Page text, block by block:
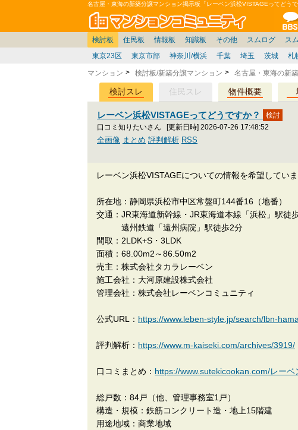
名古屋・東海の新築分譲マンション掲示板「レーベン浜松VISTAGEってどう
マンションコ
検討板
東京23区
東京市部 神奈川/横浜 千葉 埼玉 茨城 札
住民板
東京 神奈川 埼玉/千葉/関東 札幌/東北/北陸/信越 名古屋
情報板
価格表 スムログ出張所 暮らしやすさ評価 見学記
知識板
住宅ローン デベ/ゼネコン マンション雑談 マンション質
その他
雑談 賃貸 移住相談 リゾート 広告 バトル 家具
スムログ
お便り返し 座談会/対談 ブロガーの本音 マンション管理
ス
関東 中部 近畿 北海道 東北 中国 九州 その他
東京都 神奈川県 千葉県 埼玉県 愛知県 大阪府 兵
注文住宅 建売住宅 戸建質問 住宅設備
マンション 検討板/新築分譲マンション 名古屋・東海の新
検討スレ 住民スレ 物件概要
レーベン浜松VISTAGEってどうですか？
口コミ知りたいさん [更新日時] 2026-07-26 17:48:52
全画像 まとめ 評判解析 RSS
レーベン浜松VISTAGEについての情報を希望していま
所在地：静岡県浜松市中区常盤町144番16（地番）
交通：JR東海道新幹線・JR東海道本線「浜松」駅徒歩
遠州鉄道「遠州病院」駅徒歩2分
間取：2LDK+S・3LDK
面積：68.00m2～86.50m2
売主：株式会社タカラレーベン
施工会社：大河原建設株式会社
管理会社：株式会社レーベンコミュニティ
公式URL： https://www.leben-style.jp/search/lbn-
評判解析： https://www.m-kaiseki.com/archives/3919/
口コミまとめ： https://www.sutekicookan.com/レーベ
総戸数：84戸（他、管理事務室1戸）
構造・規模：鉄筋コンクリート造・地上15階建
用途地域：商業地域